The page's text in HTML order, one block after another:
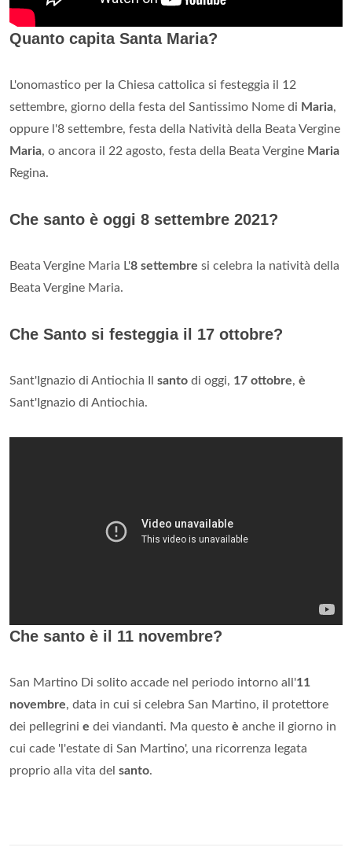
Quanto capita Santa Maria?
L'onomastico per la Chiesa cattolica si festeggia il 12
settembre, giorno della festa del Santissimo Nome di Maria,
oppure l'8 settembre, festa della Natività della Beata Vergine
Maria, o ancora il 22 agosto, festa della Beata Vergine Maria
Regina.
Che santo è oggi 8 settembre 2021?
Beata Vergine Maria L'8 settembre si celebra la natività della
Beata Vergine Maria.
Che Santo si festeggia il 17 ottobre?
Sant'Ignazio di Antiochia Il santo di oggi, 17 ottobre, è
Sant'Ignazio di Antiochia.
Che santo è il 11 novembre?
San Martino Di solito accade nel periodo intorno all'11
novembre, data in cui si celebra San Martino, il protettore
dei pellegrini e dei viandanti. Ma questo è anche il giorno in
cui cade 'l'estate di San Martino', una ricorrenza legata
proprio alla vita del santo.